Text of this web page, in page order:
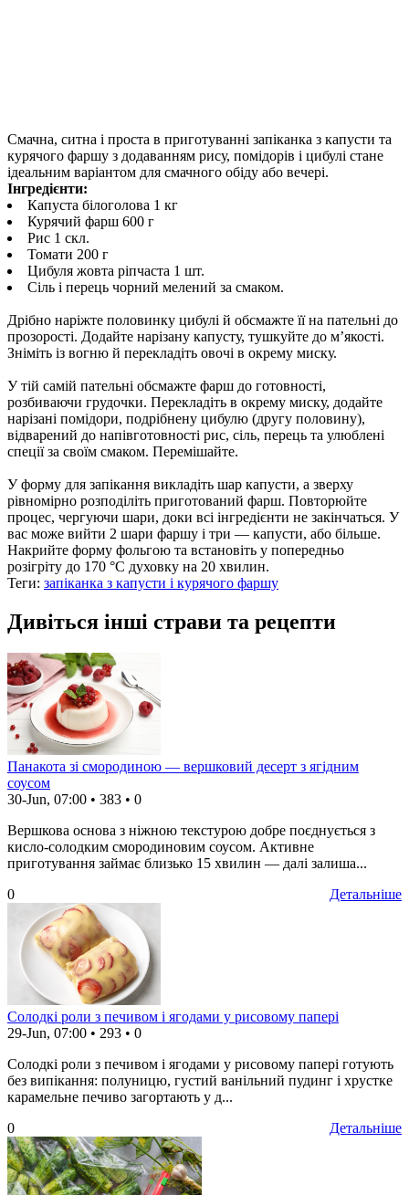
Смачна, ситна і проста в приготуванні запіканка з капусти та
курячого фаршу з додаванням рису, помідорів і цибулі стане
ідеальним варіантом для смачного обіду або вечері.
Інгредієнти:
Капуста білоголова 1 кг
Курячий фарш 600 г
Рис 1 скл.
Томати 200 г
Цибуля жовта ріпчаста 1 шт.
Сіль і перець чорний мелений за смаком.
Дрібно наріжте половинку цибулі й обсмажте її на пательні до
прозорості. Додайте нарізану капусту, тушкуйте до м’якості.
Зніміть із вогню й перекладіть овочі в окрему миску.
У тій самій пательні обсмажте фарш до готовності,
розбиваючи грудочки. Перекладіть в окрему миску, додайте
нарізані помідори, подрібнену цибулю (другу половину),
відварений до напівготовності рис, сіль, перець та улюблені
спеції за своїм смаком. Перемішайте.
У форму для запікання викладіть шар капусти, а зверху
рівномірно розподіліть приготований фарш. Повторюйте
процес, чергуючи шари, доки всі інгредієнти не закінчаться. У
вас може вийти 2 шари фаршу і три — капусти, або більше.
Накрийте форму фольгою та встановіть у попередньо
розігріту до 170 °C духовку на 20 хвилин.
Теги: запіканка з капусти і курячого фаршу
Дивіться інші страви та рецепти
Панакота зі смородиною — вершковий десерт з ягідним
соусом
30-Jun, 07:00 • 383 • 0
Вершкова основа з ніжною текстурою добре поєднується з
кисло-солодким смородиновим соусом. Активне
приготування займає близько 15 хвилин — далі залиша...
Детальніше
0
Солодкі роли з печивом і ягодами у рисовому папері
29-Jun, 07:00 • 293 • 0
Солодкі роли з печивом і ягодами у рисовому папері готують
без випікання: полуницю, густий ванільний пудинг і хрустке
карамельне печиво загортають у д...
Детальніше
0